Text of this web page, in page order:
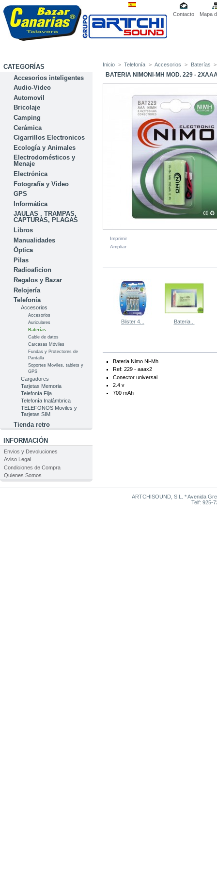
Contacto Mapa
CATEGORÍAS
Accesorios inteligentes
Audio-Video
Automovil
Bricolaje
Camping
Cerámica
Cigarrillos Electronicos
Ecología y Animales
Electrodomésticos y
Menaje
Electrónica
Fotografía y Video
GPS
Informática
JAULAS , TRAMPAS,
CAPTURAS, PLAGAS
Libros
Manualidades
Óptica
Pilas
Radioaficion
Regalos y Bazar
Relojería
Telefonía
Accesorios
Accesorios
Auriculares
Baterías
Cable de datos
Carcasas Móviles
Fundas y Protectores de
Pantalla
Soportes Moviles, tablets y
GPS
Cargadores
Tarjetas Memoria
Telefonía Fija
Telefonía Inalámbrica
TELEFONOS Moviles y
Tarjetas SIM
Tienda retro
INFORMACIÓN
Envios y Devoluciones
Aviso Legal
Condiciones de Compra
Quienes Somos
Inicio > Telefonía > Accesorios > Baterías >
BATERIA NIMONI-MH MOD. 229 -
Imprimir
Ampliar
Blister 4... Bateria...
Bateria Nimo Ni-Mh
Ref: 229 - aaax2
Conector universal
2.4 v
700 mAh
ARTCHISOUND, S.L. * Avenida
Telf: 925-